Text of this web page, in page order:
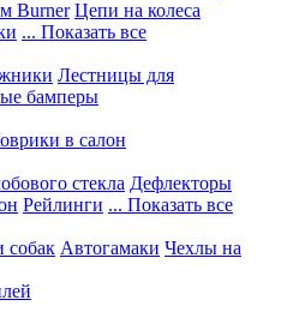
Burner Цепи на колеса
... Показать все
Лестницы для
бамперы
в салон
стекла Дефлекторы
Рейлинги ... Показать все
собак Автогамаки Чехлы на